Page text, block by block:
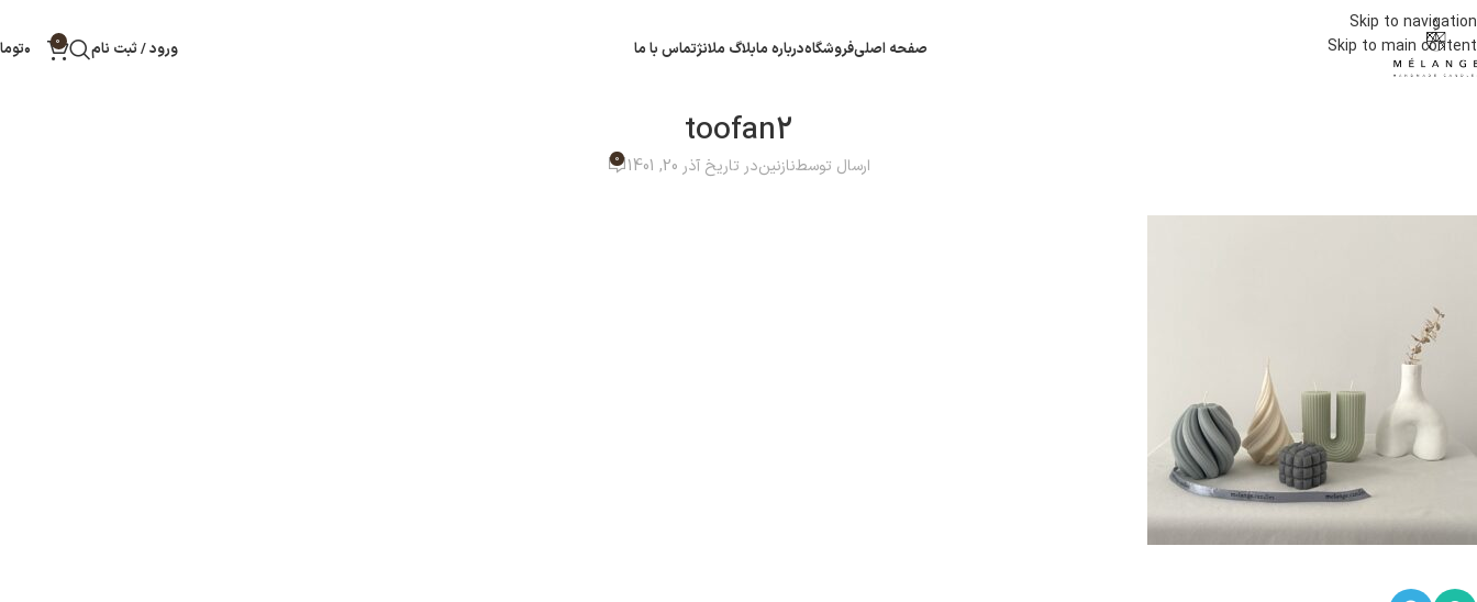
Skip to navigation
Skip to main content
صفحه اصلیفروشگاهدرباره مابلاگ ملانژتماس با ما ورود / ثبت نام 0 ۰
toofan2
ارسال توسطنازنیندر تاریخ آذر 20, 1401 0